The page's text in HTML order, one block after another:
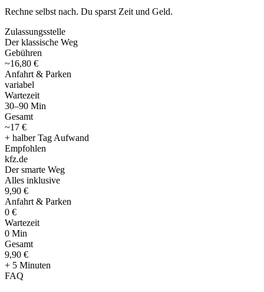
Rechne selbst nach. Du sparst Zeit und Geld.
Zulassungsstelle
Der klassische Weg
Gebühren
~16,80 €
Anfahrt & Parken
variabel
Wartezeit
30–90 Min
Gesamt
~17 €
+ halber Tag Aufwand
Empfohlen
kfz.de
Der smarte Weg
Alles inklusive
9,90 €
Anfahrt & Parken
0 €
Wartezeit
0 Min
Gesamt
9,90 €
+ 5 Minuten
FAQ